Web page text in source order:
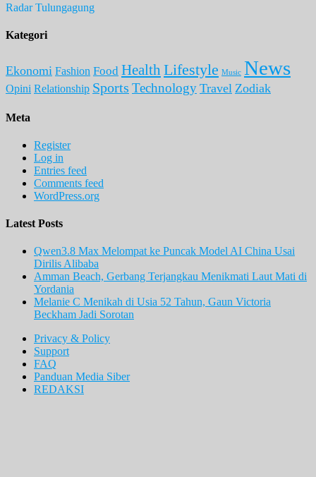
Radar Tulungagung
Kategori
Ekonomi Fashion Food Health Lifestyle Music News
Opini Relationship Sports Technology Travel Zodiak
Meta
Register
Log in
Entries feed
Comments feed
WordPress.org
Latest Posts
Qwen3.8 Max Melompat ke Puncak Model AI China Usai
Dirilis Alibaba
Amman Beach, Gerbang Terjangkau Menikmati Laut Mati di
Yordania
Melanie C Menikah di Usia 52 Tahun, Gaun Victoria
Beckham Jadi Sorotan
Privacy & Policy
Support
FAQ
Panduan Media Siber
REDAKSI